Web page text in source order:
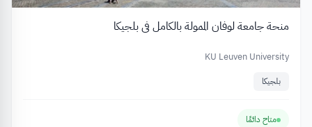
منحة جامعة لوفان الممولة بالكامل في بلجيكا
KU Leuven University
بلجيكا
متاح دائمًا